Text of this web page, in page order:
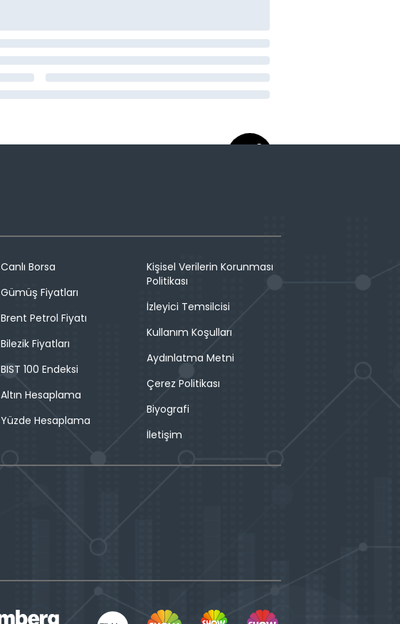
Canlı Borsa
Gümüş Fiyatları
Brent Petrol Fiyatı
Bilezik Fiyatları
BIST 100 Endeksi
Altın Hesaplama
Yüzde Hesaplama
Kişisel Verilerin Korunması
Politikası
İzleyici Temsilcisi
Kullanım Koşulları
Aydınlatma Metni
Çerez Politikası
Biyografi
İletişim